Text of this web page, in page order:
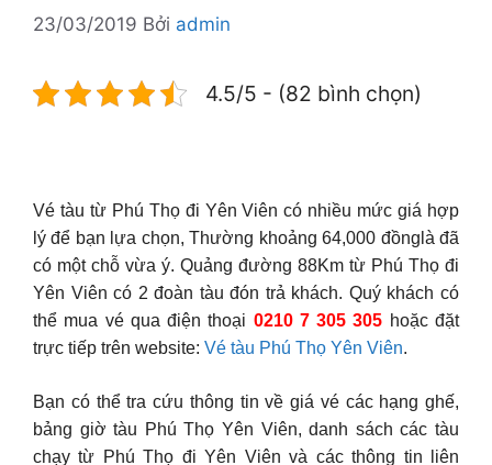
23/03/2019 Bởi admin
4.5/5 - (82 bình chọn)
Vé tàu từ Phú Thọ đi Yên Viên có nhiều mức giá hợp
lý để bạn lựa chọn, Thường khoảng 64,000 đồnglà đã
có một chỗ vừa ý. Quảng đường 88Km từ Phú Thọ đi
Yên Viên có 2 đoàn tàu đón trả khách. Quý khách có
thể mua vé qua điện thoại 0210 7 305 305 hoặc đặt
trực tiếp trên website: Vé tàu Phú Thọ Yên Viên.
Bạn có thể tra cứu thông tin về giá vé các hạng ghế,
bảng giờ tàu Phú Thọ Yên Viên, danh sách các tàu
chạy từ Phú Thọ đi Yên Viên và các thông tin liên